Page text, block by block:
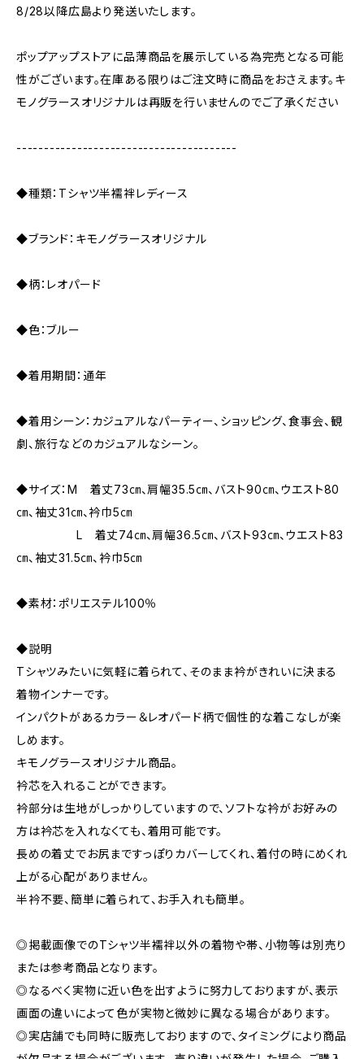
8/28以降広島より発送いたします。
ポップアップストアに品薄商品を展示している為完売となる可能
性がございます。在庫ある限りはご注文時に商品をおさえます。キ
モノグラースオリジナルは再販を行いませんのでご了承ください
----------------------------------------
◆種類：Tシャツ半襦袢レディース
◆ブランド：キモノグラースオリジナル
◆柄：レオパード
◆色：ブルー
◆着用期間：通年
◆着用シーン：カジュアルなパーティー、ショッピング、食事会、観
劇、旅行などのカジュアルなシーン。
◆サイズ：M 着丈73㎝、肩幅35.5㎝、バスト90㎝、ウエスト80
㎝、袖丈31㎝、衿巾5㎝
L 着丈74㎝、肩幅36.5㎝、バスト93㎝、ウエスト83
㎝、袖丈31.5㎝、衿巾5㎝
◆素材：ポリエステル100％
◆説明
Tシャツみたいに気軽に着られて、そのまま衿がきれいに決まる
着物インナーです。
インパクトがあるカラー＆レオパード柄で個性的な着こなしが楽
しめます。
キモノグラースオリジナル商品。
衿芯を入れることができます。
衿部分は生地がしっかりしていますので、ソフトな衿がお好みの
方は衿芯を入れなくても、着用可能です。
長めの着丈でお尻まですっぽりカバーしてくれ、着付の時にめくれ
上がる心配がありません。
半衿不要、簡単に着られて、お手入れも簡単。
◎掲載画像でのTシャツ半襦袢以外の着物や帯、小物等は別売り
または参考商品となります。
◎なるべく実物に近い色を出すように努力しておりますが、表示
画面の違いによって色が実物と微妙に異なる場合があります。
◎実店舗でも同時に販売しておりますので、タイミングにより商品